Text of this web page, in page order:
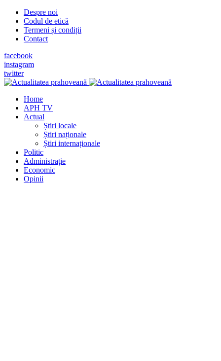
Despre noi
Codul de etică
Termeni și condiții
Contact
facebook
instagram
twitter
Home
APH TV
Actual
Știri locale
Știri naționale
Știri internaționale
Politic
Administrație
Economic
Opinii